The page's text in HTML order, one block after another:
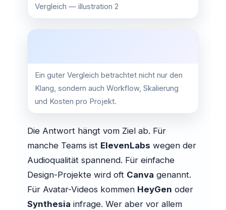
Vergleich — illustration 2
Ein guter Vergleich betrachtet nicht nur den
Klang, sondern auch Workflow, Skalierung
und Kosten pro Projekt.
Die Antwort hängt vom Ziel ab. Für
manche Teams ist ElevenLabs wegen der
Audioqualität spannend. Für einfache
Design-Projekte wird oft Canva genannt.
Für Avatar-Videos kommen HeyGen oder
Synthesia infrage. Wer aber vor allem